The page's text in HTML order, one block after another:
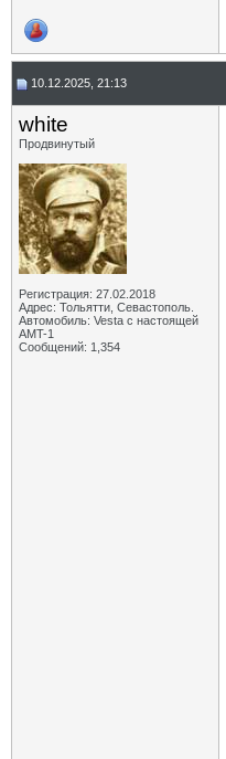
10.12.2025, 21:13
white
Продвинутый
Регистрация: 27.02.2018
Адрес: Тольятти, Севастополь.
Автомобиль: Vesta с настоящей
AMT-1
Сообщений: 1,354